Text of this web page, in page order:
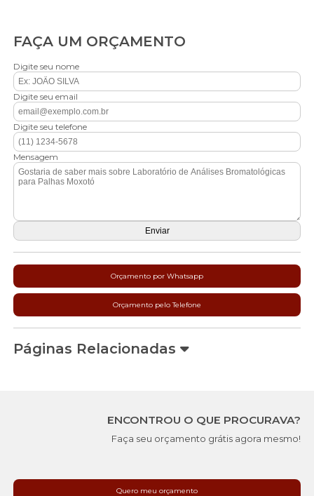
FAÇA UM ORÇAMENTO
Digite seu nome
Digite seu email
Digite seu telefone
Mensagem
Orçamento por Whatsapp
Orçamento pelo Telefone
Páginas Relacionadas
ENCONTROU O QUE PROCURAVA?
Faça seu orçamento grátis agora mesmo!
Quero meu orçamento